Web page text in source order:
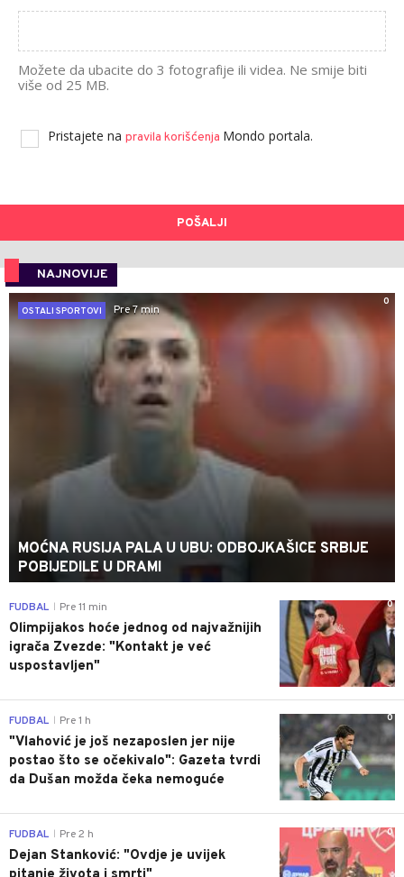
Možete da ubacite do 3 fotografije ili videa. Ne smije biti
više od 25 MB.
Pristajete na pravila korišćenja Mondo portala.
POŠALJI
NAJNOVIJE
0
OSTALI SPORTOVI
Pre 7 min
MOĆNA RUSIJA PALA U UBU: ODBOJKAŠICE SRBIJE
POBIJEDILE U DRAMI
0
FUDBAL Pre 11 min
Olimpijakos hoće jednog od najvažnijih
igrača Zvezde: "Kontakt je već
uspostavljen"
0
FUDBAL Pre 1 h
"Vlahović je još nezaposlen jer nije
postao što se očekivalo": Gazeta tvrdi
da Dušan možda čeka nemoguće
0
FUDBAL Pre 2 h
Dejan Stanković: "Ovdje je uvijek